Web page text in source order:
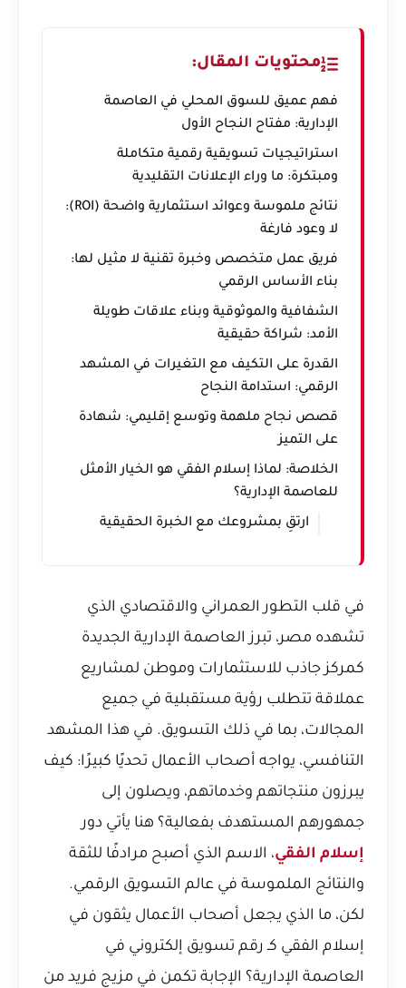
محتويات المقال:
فهم عميق للسوق المحلي في العاصمة
الإدارية: مفتاح النجاح الأول
استراتيجيات تسويقية رقمية متكاملة
ومبتكرة: ما وراء الإعلانات التقليدية
نتائج ملموسة وعوائد استثمارية واضحة (ROI):
لا وعود فارغة
فريق عمل متخصص وخبرة تقنية لا مثيل لها:
بناء الأساس الرقمي
الشفافية والموثوقية وبناء علاقات طويلة
الأمد: شراكة حقيقية
القدرة على التكيف مع التغيرات في المشهد
الرقمي: استدامة النجاح
قصص نجاح ملهمة وتوسع إقليمي: شهادة
على التميز
الخلاصة: لماذا إسلام الفقي هو الخيار الأمثل
للعاصمة الإدارية؟
ارتقِ بمشروعك مع الخبرة الحقيقية
في قلب التطور العمراني والاقتصادي الذي
تشهده مصر، تبرز العاصمة الإدارية الجديدة
كمركز جاذب للاستثمارات وموطن لمشاريع
عملاقة تتطلب رؤية مستقبلية في جميع
المجالات، بما في ذلك التسويق. في هذا المشهد
التنافسي، يواجه أصحاب الأعمال تحديًا كبيرًا: كيف
يبرزون منتجاتهم وخدماتهم، ويصلون إلى
جمهورهم المستهدف بفعالية؟ هنا يأتي دور
إسلام الفقي، الاسم الذي أصبح مرادفًا للثقة
والنتائج الملموسة في عالم التسويق الرقمي.
لكن، ما الذي يجعل أصحاب الأعمال يثقون في
إسلام الفقي كـ رقم تسويق إلكتروني في
العاصمة الإدارية؟ الإجابة تكمن في مزيج فريد من